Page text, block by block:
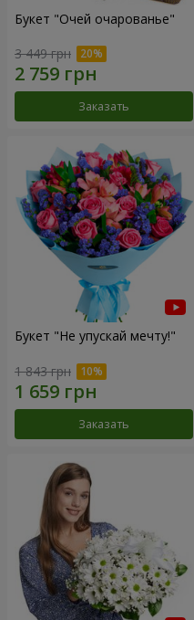
Букет "Очей очарованье"
3 449 грн
Заказать
Букет "Не упускай мечту!"
1 843 грн
Заказать